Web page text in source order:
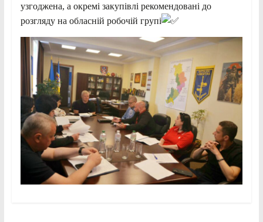
узгоджена, а окремі закупівлі рекомендовані до
розгляду на обласній робочій групі